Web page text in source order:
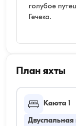
голубое
Гечека.
План яхты
Каюта 1
Двуспальная